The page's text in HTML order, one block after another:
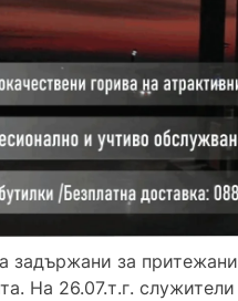
задържани за
На 26.07.т.г.